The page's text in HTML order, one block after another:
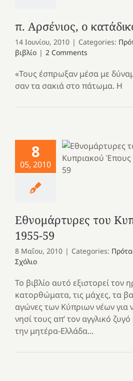
π. Αρσένιος, ο
14 Ιουνίου, 2010 | Categories:
βιβλίο | 2 Comments
«Τους έσπρωξαν μέσα με
σαν τα σακιά στο πάτωμα. Η
8
05, 2010
Εθνομάρτυρες του
1955-59
8 Μαΐου, 2010 | Categories:
Σχόλιο
Το βιβλίο αυτό εξιστορεί τον
κατορθώματα, τις μάχες, τα
αγώνες των Κύπριων νέων για
νησί τους απ’ τον αγγλικό
την μητέρα-Ελλάδα...